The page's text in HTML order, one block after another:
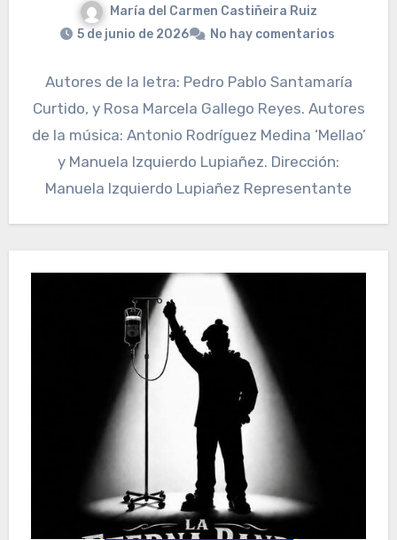
María del Carmen Castiñeira Ruiz
5 de junio de 2026
No hay comentarios
Autores de la letra: Pedro Pablo Santamaría
Curtido, y Rosa Marcela Gallego Reyes. Autores
de la música: Antonio Rodríguez Medina ‘Mellao’
y Manuela Izquierdo Lupiañez. Dirección:
Manuela Izquierdo Lupiañez Representante